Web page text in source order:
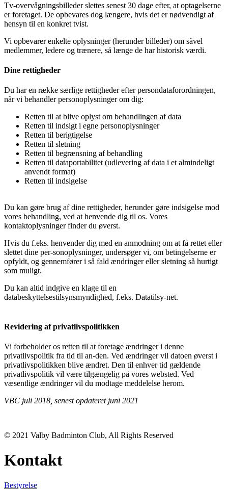
Tv-overvågningsbilleder slettes senest 30 dage efter, at optagelserne
er foretaget. De opbevares dog længere, hvis det er nødvendigt af
hensyn til en konkret tvist.
Vi opbevarer enkelte oplysninger (herunder billeder) om såvel
medlemmer, ledere og trænere, så længe de har historisk værdi.
Dine rettigheder
Du har en række særlige rettigheder efter persondataforordningen,
når vi behandler personoplysninger om dig:
Retten til at blive oplyst om behandlingen af data
Retten til indsigt i egne personoplysninger
Retten til berigtigelse
Retten til sletning
Retten til begrænsning af behandling
Retten til dataportabilitet (udlevering af data i et almindeligt
anvendt format)
Retten til indsigelse
Du kan gøre brug af dine rettigheder, herunder gøre indsigelse mod
vores behandling, ved at henvende dig til os. Vores
kontaktoplysninger finder du øverst.
Hvis du f.eks. henvender dig med en anmodning om at få rettet eller
slettet dine per-sonoplysninger, undersøger vi, om betingelserne er
opfyldt, og gennemfører i så fald ændringer eller sletning så hurtigt
som muligt.
Du kan altid indgive en klage til en
databeskyttelsestilsynsmyndighed, f.eks. Datatilsy-net.
Revidering af privatlivspolitikken
Vi forbeholder os retten til at foretage ændringer i denne
privatlivspolitik fra tid til an-den. Ved ændringer vil datoen øverst i
privatlivspolitikken blive ændret. Den til enhver tid gældende
privatlivspolitik vil være tilgængelig på vores websted. Ved
væsentlige ændringer vil du modtage meddelelse herom.
VBC juli 2018, senest opdateret juni 2021
© 2021 Valby Badminton Club, All Rights Reserved
Kontakt
Bestyrelse